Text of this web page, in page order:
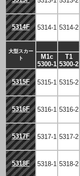
5314F 5314-1 5314-2
大型スカー
ト
M1c
5300-1
T1
5300-2
5315F 5315-1 5315-2
5316F 5316-1 5316-2
5317F 5317-1 5317-2
5318F 5318-1 5318-2